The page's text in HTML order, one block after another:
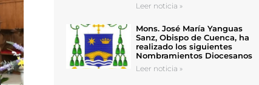
Leer noticia »
Mons. José María Yanguas
Sanz, Obispo de Cuenca, ha
realizado los siguientes
Nombramientos Diocesanos
Leer noticia »